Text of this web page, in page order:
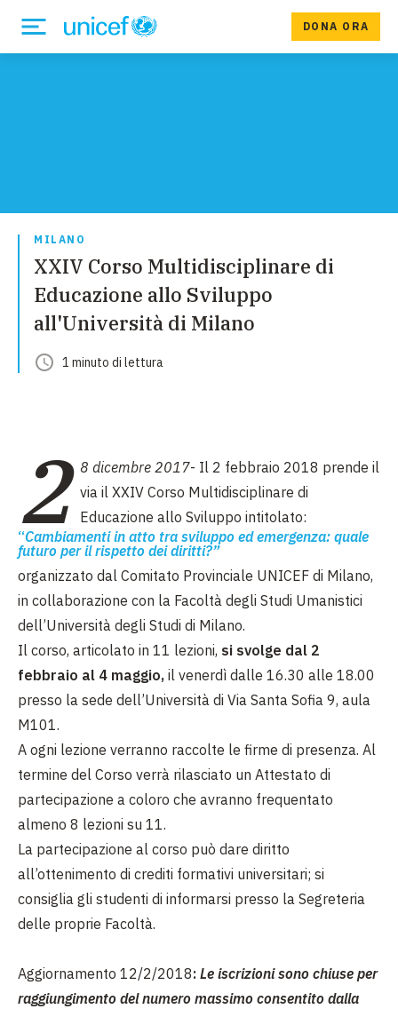
DONA ORA
MILANO
XXIV Corso Multidisciplinare di
Educazione allo Sviluppo
all'Università di Milano
1 minuto di lettura
2 8 dicembre 2017- Il 2 febbraio 2018 prende il
via il XXIV Corso Multidisciplinare di
Educazione allo Sviluppo intitolato:
“Cambiamenti in atto tra sviluppo ed emergenza: quale
futuro per il rispetto dei diritti?”
organizzato dal Comitato Provinciale UNICEF di Milano,
in collaborazione con la Facoltà degli Studi Umanistici
dell’Università degli Studi di Milano.
Il corso, articolato in 11 lezioni, si svolge dal 2
febbraio al 4 maggio, il venerdì dalle 16.30 alle 18.00
presso la sede dell’Università di Via Santa Sofia 9, aula
M101.
A ogni lezione verranno raccolte le firme di presenza. Al
termine del Corso verrà rilasciato un Attestato di
partecipazione a coloro che avranno frequentato
almeno 8 lezioni su 11.
La partecipazione al corso può dare diritto
all’ottenimento di crediti formativi universitari; si
consiglia gli studenti di informarsi presso la Segreteria
delle proprie Facoltà.
Aggiornamento 12/2/2018: Le iscrizioni sono chiuse per
raggiungimento del numero massimo consentito dalla